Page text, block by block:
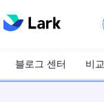
블로그 센터 비교